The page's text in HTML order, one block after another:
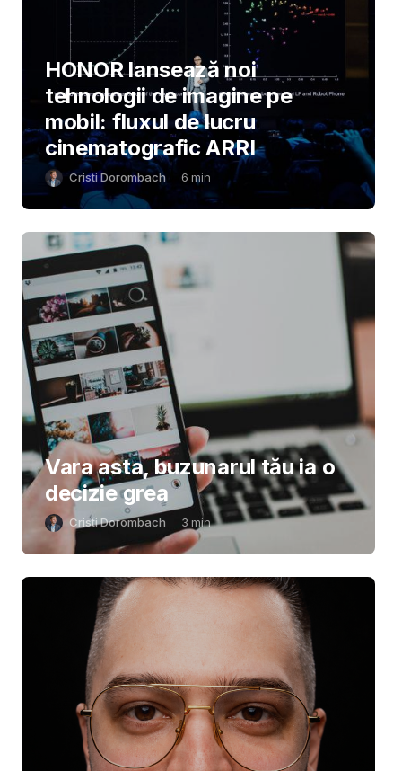
HONOR lansează noi
tehnologii de imagine pe
mobil: fluxul de lucru
cinematografic ARRI
Cristi Dorombach 6 min
Vara asta, buzunarul tău ia o
decizie grea
Cristi Dorombach 3 min